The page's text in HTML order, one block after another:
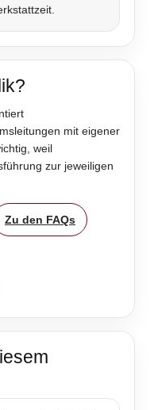
mit eigener
weil
zur jeweiligen
Zu den FAQs